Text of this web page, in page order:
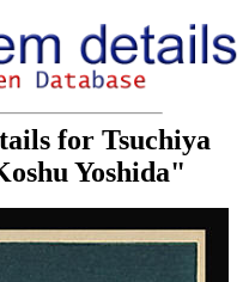
for Tsuchiya
Yoshida"